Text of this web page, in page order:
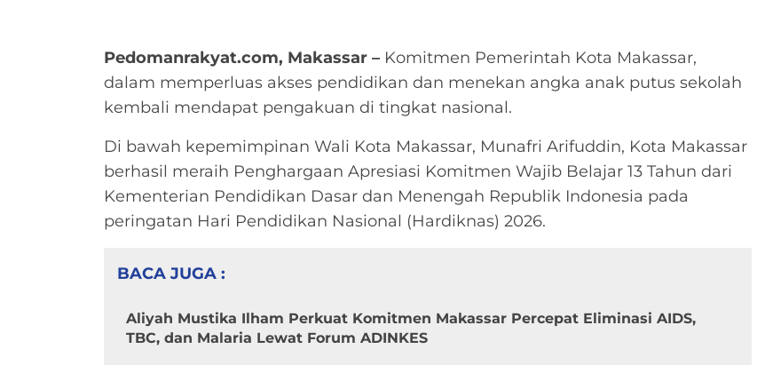
Pedomanrakyat.com, Makassar – Komitmen Pemerintah Kota Makassar,
dalam memperluas akses pendidikan dan menekan angka anak putus sekolah
kembali mendapat pengakuan di tingkat nasional.
Di bawah kepemimpinan Wali Kota Makassar, Munafri Arifuddin, Kota Makassar
berhasil meraih Penghargaan Apresiasi Komitmen Wajib Belajar 13 Tahun dari
Kementerian Pendidikan Dasar dan Menengah Republik Indonesia pada
peringatan Hari Pendidikan Nasional (Hardiknas) 2026.
BACA JUGA :
Aliyah Mustika Ilham Perkuat Komitmen Makassar Percepat Eliminasi AIDS,
TBC, dan Malaria Lewat Forum ADINKES